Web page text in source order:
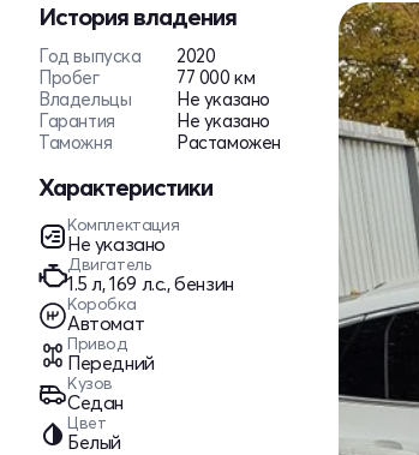
История владения
Год выпуска
2020
Пробег
77 000 км
Владельцы
Не указано
Гарантия
Не указано
Таможня
Растаможен
Характеристики
Комплектация
Не указано
Двигатель
1.5 л, 169 л.с., бензин
Коробка
Автомат
Привод
Передний
Кузов
Седан
Цвет
Белый